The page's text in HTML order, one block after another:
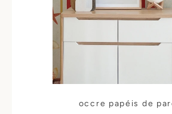
occre papéis de